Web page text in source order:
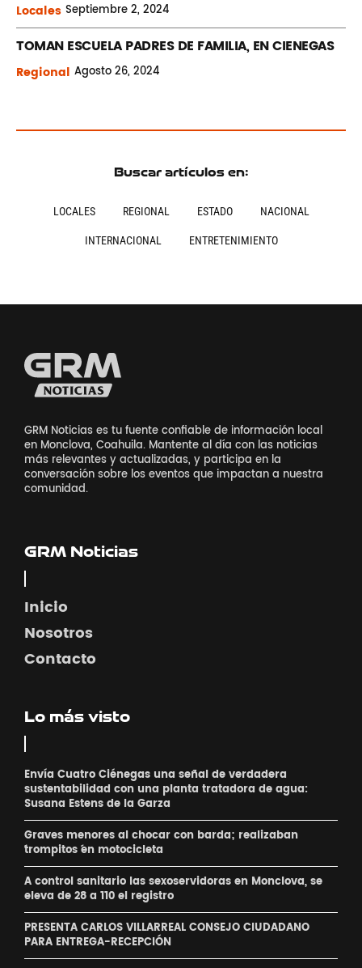
Locales Septiembre2, 2024
TOMAN ESCUELA PADRES DE FAMILIA, EN CIENEGAS
Regional Agosto26, 2024
Buscar artículos en:
LOCALES REGIONAL ESTADO NACIONAL
INTERNACIONAL ENTRETENIMIENTO
GRM Noticias es tu fuente confiable de información local
en Monclova, Coahuila. Mantente al día con las noticias
más relevantes y actualizadas, y participa en la
conversación sobre los eventos que impactan a nuestra
comunidad.
GRM Noticias
Inicio
Nosotros
Contacto
Lo más visto
Envía Cuatro Ciénegas una señal de verdadera
sustentabilidad con una planta tratadora de agua:
Susana Estens de la Garza
Graves menores al chocar con barda; realizaban
´trompitos ´en motocicleta
A control sanitario las sexoservidoras en Monclova, se
eleva de 28 a 110 el registro
PRESENTA CARLOS VILLARREAL CONSEJO CIUDADANO
PARA ENTREGA-RECEPCIÓN